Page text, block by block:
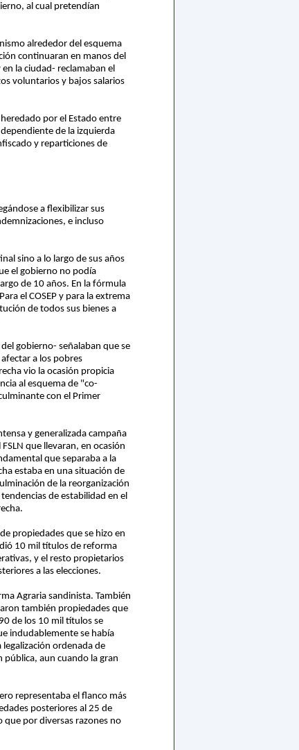
al cual pretendían
alrededor del esquema
continuaran en manos del
la ciudad- reclamaban el
voluntarios y bajos salarios
por el Estado entre
de la izquierda
y reparticiones de
a flexibilizar sus
e incluso
sino a lo largo de sus años
el gobierno no podía
de 10 años. En la fórmula
el COSEP y para la extrema
de todos sus bienes a
gobierno- señalaban que se
a los pobres
vio la ocasión propicia
al esquema de "co-
con el Primer
y generalizada campaña
que llevaran, en ocasión
que separaba a la
estaba en una situación de
de la reorganización
de estabilidad en el
propiedades que se hizo en
10 mil títulos de reforma
y el resto propietarios
a las elecciones.
Agraria sandinista. También
también propiedades que
de los 10 mil títulos se
indudablemente se había
ordenada de
pública, aun cuando la gran
representaba el flanco más
posteriores al 25 de
que por diversas razones no